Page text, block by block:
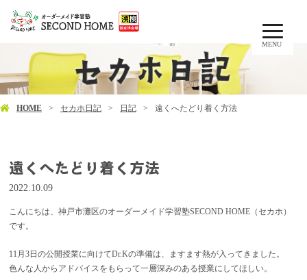
MENU
HOME セカホ日記 日記 遠くへたどり着く方法
遠くへたどり着く方法
2022.10.09
こんにちは、神戸市灘区のオーダーメイド学習塾SECOND HOME（セカホ）
です。
11月3日の公開授業に向けてDr.Kの準備は、ますます熱が入ってきました。
色んな人からアドバイスをもらって一層深みのある授業にしてほしい。